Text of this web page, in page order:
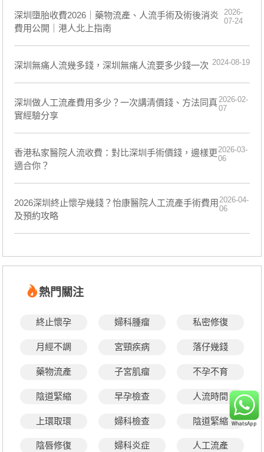
深圳墮胎收費2026｜藥物流產、人流手術及術後消炎
費用公開｜港人北上指南
2026-
07-24
深圳無痛人流幾多錢，深圳無痛人流要多少錢一次 2024-08-19
深圳做人工流產費用多少？一次講清價錢、方法同真
實經驗分享
2026-02-
07
香港私家醫院人流收費：對比深圳手術價錢，邊樣更
適合你？
2026-03-
06
2026深圳終止懷孕幾錢？怡康醫院人工流產手術費用
及預約攻略
2026-04-
06
熱門關注
終止懷孕 婦科腫瘤 私密修復
月經不調 宮頸疾病 落仔幾錢
藥物流產 子宮肌瘤 不孕不育
陰道緊縮 早孕檢查 人流時間
上環取環 婦科檢查 陰道緊縮
陰唇修復 婦科炎症 人工流產